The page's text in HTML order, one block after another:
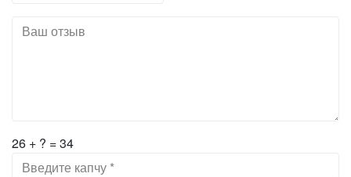
26 + ? = 34